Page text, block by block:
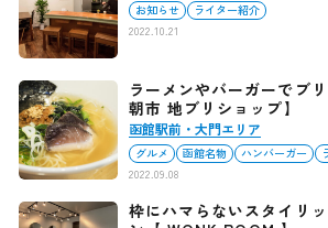
お知らせ
ライター紹介
2022.10.21
ラーメンやバーガーでブ
朝市 地ブリショップ】
函館駅前・大門エリア
グルメ 函館名物 ハンバーガー
2022.09.08
枠にハマらないスタイリ